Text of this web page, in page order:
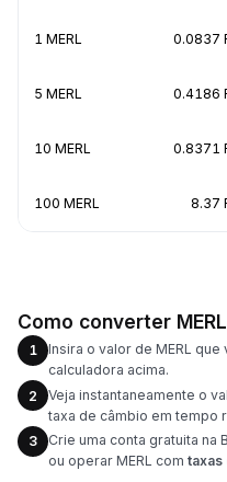
1 MERL 0.0837
5 MERL 0.4186
10 MERL 0.8371
100 MERL 8.37
Como converter
1
Insira o valor de MERL
calculadora acima.
2
Veja instantaneamente o
taxa de câmbio em tempo
3
Crie uma conta gratuita
ou operar MERL com taxas